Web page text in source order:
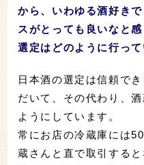
から、いわゆる酒好き
スがとっても良いなと
選定はどのように行っ
日本酒の選定は信頼で
だいて、その代わり、
ようにしています。
常にお店の冷蔵庫には
蔵さんと直で取引する